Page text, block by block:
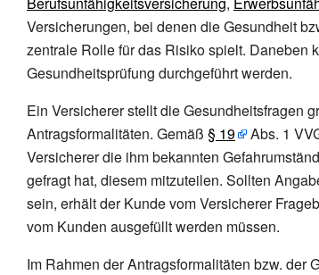
Versicherungen, bei denen die Gesundheit
zentrale Rolle für das Risiko spielt. Daneben
Gesundheitsprüfung durchgeführt werden.
Ein Versicherer stellt die Gesundheitsfragen
Antragsformalitäten. Gemäß § 19
Abs. 1
Versicherer die ihm bekannten
gefragt hat, diesem mitzuteilen. Sollten
sein, erhält der Kunde vom Versicherer
vom Kunden ausgefüllt werden müssen.
Im Rahmen der Antragsformalitäten bzw. der